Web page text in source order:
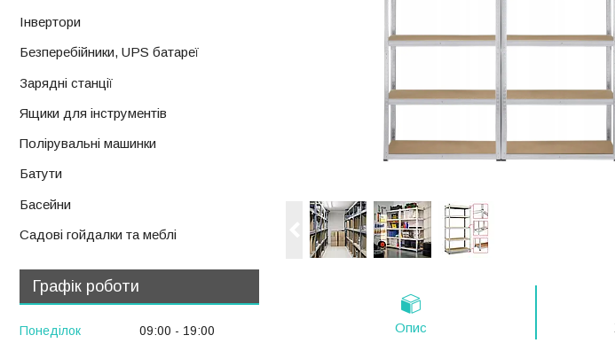
Опис
Інвертори
Безперебійники, UPS батареї
Зарядні станції
Ящики для інструментів
Полірувальні машинки
Батути
Басейни
Садові гойдалки та меблі
Графік роботи
Понеділок 09:00
19:00